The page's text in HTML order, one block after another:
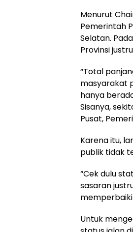
Menurut
Pemerintah
Selatan.
Provinsi
“Total
masyarakat
hanya
Sisanya,
Pusat,
Karena itu,
publik tidak
“Cek dulu
sasaran
Untuk